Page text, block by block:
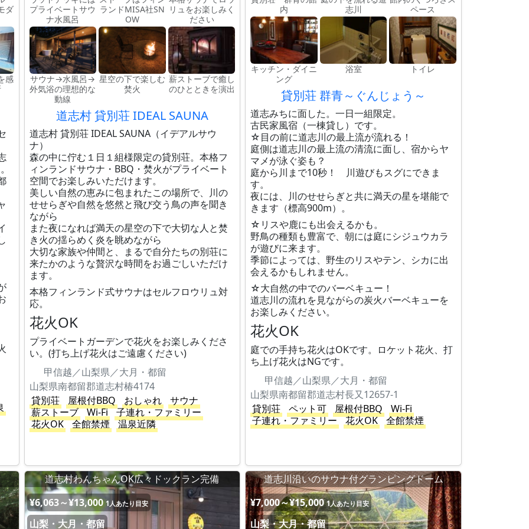
ダ
感
プライベートサウ
ナ水風呂
ランドMISA社SN
OW
リュをお楽しみく
ださい
サウナ→水風呂→
外気浴の理想的な
動線
星空の下で楽しむ
焚火
薪ストーブで癒し
のひとときを演出
道志村 貸別荘 IDEAL SAUNA
道志村 貸別荘 IDEAL SAUNA（イデアルサウ
ナ）
森の中に佇む１日１組様限定の貸別荘。本格フ
ィンランドサウナ・BBQ・焚火がプライベート
空間でお楽しみいただけます。
美しい自然の恵みに包まれたこの場所で、川の
せせらぎや自然を悠然と飛び交う鳥の声を聞き
ながら
また夜になれば満天の星空の下で大切な人と焚
き火の揺らめく炎を眺めながら
大切な家族や仲間と、まるで自分たちの別荘に
来たかのような贅沢な時間をお過ごしいただけ
ます。
本格フィンランド式サウナはセルフロウリュ対
応。
花火OK
プライベートガーデンで花火をお楽しみくださ
い。(打ち上げ花火はご遠慮ください)
甲信越／山梨県／大月・都留
山梨県南都留郡道志村椿4174
貸別荘
屋根付BBQ おしゃれ
サウナ
薪ストーブ
Wi-Fi
子連れ・ファミリー
花火OK
全館禁煙 温泉近隣
内
志川
ペース
キッチン・ダイニ
ング
浴室 トイレ
貸別荘 群青～ぐんじょう～
道志みちに面した。一日一組限定。
古民家風宿（一棟貸し）です。
☆目の前に道志川の最上流が流れる！
庭側は道志川の最上流の清流に面し、宿からヤ
マメが泳ぐ姿も？
庭から川まで10秒！ 川遊びもスグにできま
す。
夜には、川のせせらぎと共に満天の星を堪能で
きます（標高900m）。
☆リスや鹿にも出会えるかも。
野鳥の種類も豊富で、朝には庭にシジュウカラ
が遊びに来ます。
季節によっては、野生のリスやテン、シカに出
会えるかもしれません。
☆大自然の中でのバーベキュー！
道志川の流れを見ながらの炭火バーベキューを
お楽しみください。
花火OK
庭での手持ち花火はOKです。ロケット花火、打
ち上げ花火はNGです。
甲信越／山梨県／大月・都留
山梨県南都留郡道志村長又12657-1
貸別荘
ペット可 屋根付BBQ
Wi-Fi
子連れ・ファミリー
花火OK 全館禁煙
道志村わんちゃんOK広々ドックラン完備
¥6,063～¥13,000 1人あたり目安
山梨・大月・都留
道志川沿いのサウナ付グランピングドーム
¥7,000～¥15,000 1人あたり目安
山梨・大月・都留